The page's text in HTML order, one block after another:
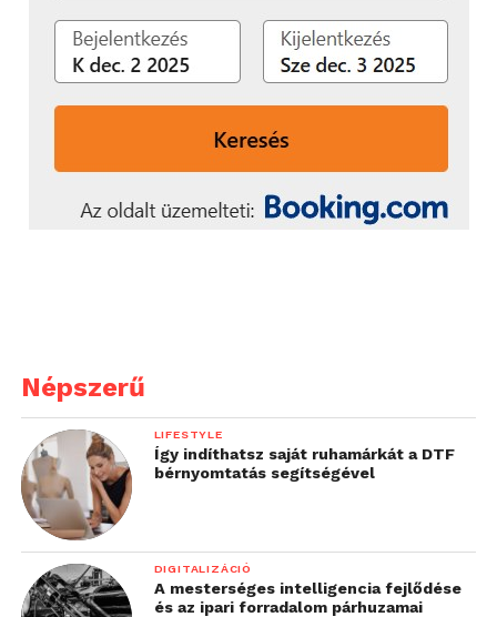
Sony STARVIS szenzor)
MiVue J60
(1080p/30fps felvétel,
parkolási mód, beépített WIFI)
STARVIS szenzor, parkolási mód)
felvétel, 130°-os nagylátószögű optika,
MiVue C330
automatikus bekapcsolás, 3-tengelyes
G-szenzor)
Népszerű
LIFESTYLE
Így indíthatsz saját ruhamárkát a DTF
bérnyomtatás segítségével
DIGITALIZÁCIÓ
A mesterséges intelligencia fejlődése
és az ipari forradalom párhuzamai